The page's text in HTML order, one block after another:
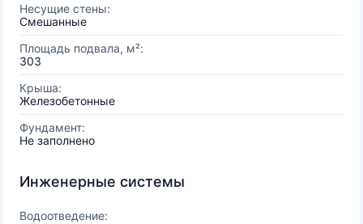
Несущие стены:
Смешанные
Площадь подвала, м²:
303
Крыша:
Железобетонные
Фундамент:
Не заполнено
Инженерные системы
Водоотведение: